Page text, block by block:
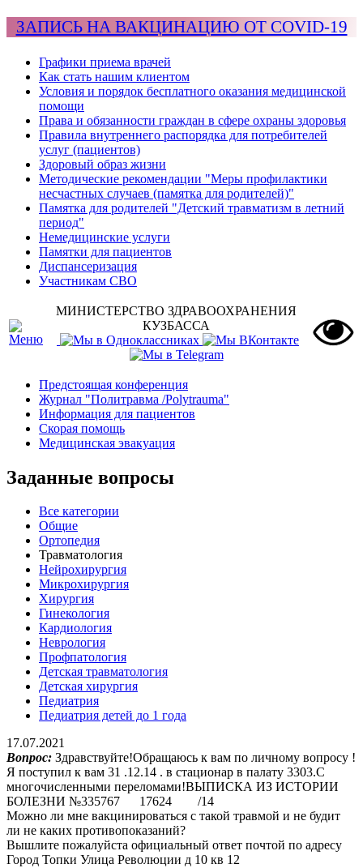
ЗАПИСЬ НА ВАКЦИНАЦИЮ ОТ COVID-19
Графики приема врачей
Как стать нашим клиентом
Условия и порядок бесплатного оказания медицинской
помощи
Права и обязанности граждан в сфере охраны здоровья
Правила внутреннего распорядка для потребителей
услуг (пациентов)
Здоровый образ жизни
Методические рекомендации "Меры профилактики
несчастных случаев (памятка для родителей)"
Памятка для родителей "Детский травматизм в летний
период"
Немедицинские услуги
Памятки для пациентов
Диспансеризация
Участникам СВО
МИНИСТЕРСТВО ЗДРАВООХРАНЕНИЯ
КУЗБАССА
Предстоящая конференция
Журнал "Политравма /Polytrauma"
Информация для пациентов
Скорая помощь
Медицинская эвакуация
Заданные вопросы
Все категории
Общие
Ортопедия
Травматология
Нейрохирургия
Микрохирургия
Хирургия
Гинекология
Кардиология
Неврология
Профпатология
Детская травматология
Детская хирургия
Педиатрия
Педиатрия детей до 1 года
17.07.2021
Вопрос: Здравствуйте!Обращаюсь к вам по личному вопросу !
Я поступил к вам 31 .12.14 . в стационар в палату 3303.С
многочисленными переломами!ВЫПИСКА ИЗ ИСТОРИИ
БОЛЕЗНИ №335767 17624 /14
Можно ли мне вакцинироваться с такой травмой и не будит
ли не каких противопоказаний?
Вышлите пожалуйста официальный ответ почтой по адресу
Город Топки Улица Революции д 10 кв 12